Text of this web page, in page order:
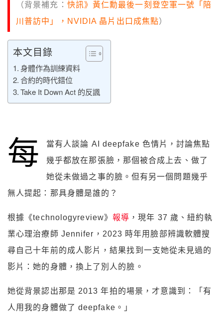
（背景補充： 快訊》黃仁勳最後一刻登空軍一號「陪
川普訪中」，NVIDIA 晶片出口成焦點）
本文目錄
身體作為訓練資料
合約的時代錯位
Take It Down Act 的反諷
每
當有人談論 AI deepfake 色情片，討論焦點
幾乎都放在那張臉，那個被合成上去、做了
她從未做過之事的臉。但有另一個問題幾乎
無人提起：那具身體是誰的？
根據《technologyreview》 報導 ，現年 37 歲、紐約執
業心理治療師 Jennifer，2023 時年用臉部辨識軟體搜
尋自己十年前的成人影片，結果找到一支她從未見過的
影片：她的身體，換上了別人的臉。
她從背景認出那是 2013 年拍的場景，才意識到：「有
人用我的身體做了 deepfake。」